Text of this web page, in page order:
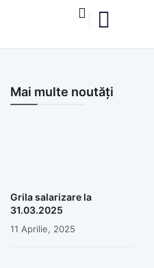
Mai multe noutăți
Grila salarizare la
31.03.2025
11 Aprilie, 2025